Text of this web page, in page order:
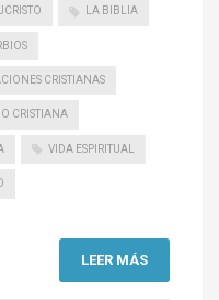
LA BIBLIA
CRISTIANAS
CRISTIANA
VIDA ESPIRITUAL
LEER MÁS